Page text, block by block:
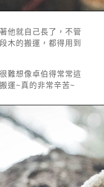
他就自己長了，不管
木的搬運，都得用到
難想像卓伯得常常這
運~真的非常辛苦~